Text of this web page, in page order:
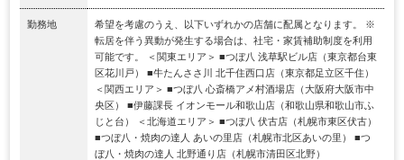
勤務地
希望を考慮のうえ、以下いずれかの店舗に配属となります。 ※
転居を伴う異動が発生する場合は、社宅・家賃補助制度を利用
可能です。 ＜関東エリア＞ ■つぼ八 浅草駅ビル店（東京都台東
区花川戸） ■牛たんささ川 北千住西口店（東京都足立区千住）
＜関西エリア＞ ■つぼ八 心斎橋アメ村酒場店（大阪府大阪市中
央区） ■伊藤課長 イオンモール和歌山店（和歌山県和歌山市ふ
じと台） ＜北海道エリア＞ ■つぼ八 伏古店（札幌市東区伏古）
■つぼ八・焼肉の達人 あいの里店（札幌市北区あいの里） ■つ
ぼ八・焼肉の達人 北野通り店（札幌市清田区北野）